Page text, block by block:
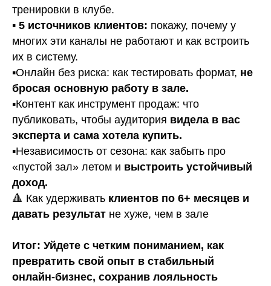
тренировки в клубе.
▪️ 5 источников клиентов: покажу, почему у
многих эти каналы не работают и как встроить
их в систему.
▪️Онлайн без риска: как тестировать формат, не
бросая основную работу в зале.
▪️Контент как инструмент продаж: что
публиковать, чтобы аудитория видела в вас
эксперта и сама хотела купить.
▪️Независимость от сезона: как забыть про
«пустой зал» летом и выстроить устойчивый
доход.
🔺 Как удерживать клиентов по 6+ месяцев и
давать результат не хуже, чем в зале
Итог: Уйдете с четким пониманием, как
превратить свой опыт в стабильный
онлайн-бизнес, сохранив лояльность
ГЛЕБ ФОСТЕНКО
Создал самую крупную и результативную
школу в РФ для фитнес-тренеров
по направлению продажи и маркетинг
1500 тренеров
Стаж работы персональным тренером более 6
лет в сетях FitnessHolding, Физика, Alex Fitness.
Провел и проанализировал более 850 стартовых
тренировок
Основатель MFG School, преподаватель
по маркетингу и продажам для фитнес-
АВТОР СТАТЬИ
За годы работы тренером вывел
эффективную систему продаж услуг
персонального тренера с конверсией
в сделкуболее 85% и удержанием клиента
6 месяцев